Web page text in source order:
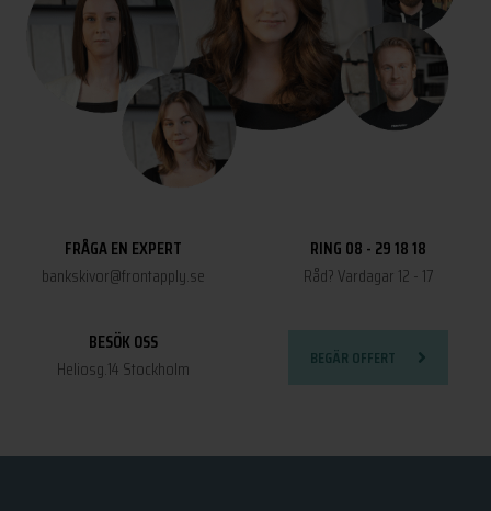
FRÅGA EN EXPERT
bankskivor@frontapply.se
RING 08 - 29 18 18
Råd? Vardagar 12 - 17
BESÖK OSS
Heliosg.14 Stockholm
BEGÄR OFFERT